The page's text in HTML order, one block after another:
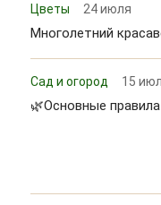
Цветы 24 июля
Многолетний
Сад и огород 15
🌿Основные правила